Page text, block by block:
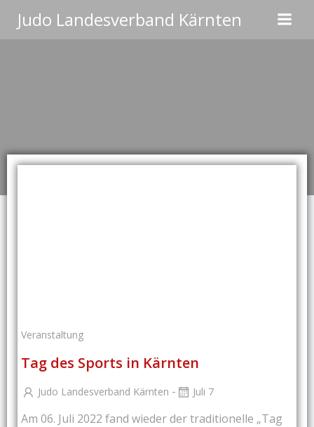
Inhalt
Judo Landesverband Kärnten
Veranstaltung
Tag des Sports in Kärnten
Judo Landesverband Kärnten - Juli 7
Am 06. Juli 2022 fand wieder der traditionelle „Tag